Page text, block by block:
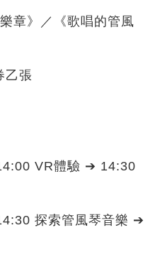
章》／《歌唱的管風
乙張
VR體驗 ➔ 14:30
探索管風琴音樂 ➔